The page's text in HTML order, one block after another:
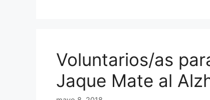
Voluntarios/as
Jaque Mate al